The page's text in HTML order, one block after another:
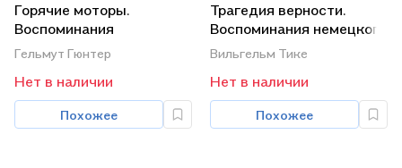
Горячие моторы.
Воспоминания
ефрейтора-
мотоциклиста 1940-1941
Гельмут Гюнтер
Нет в наличии
Похожее
Трагедия верности.
Воспоминания немецкого
танкиста. 1943-1945
Вильгельм Тике
Нет в наличии
Похожее